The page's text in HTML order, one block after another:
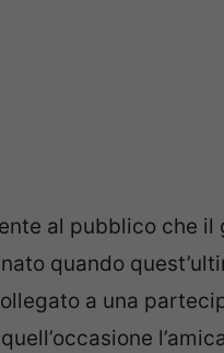
al pubblico che
quando
a una
quell’occasione